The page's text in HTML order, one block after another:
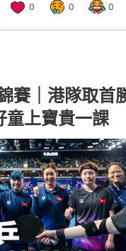
0 0 0
賽｜港隊取首
上寶貴一課